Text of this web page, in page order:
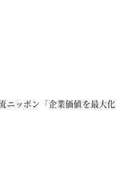
ニッポン「企業価値を最大